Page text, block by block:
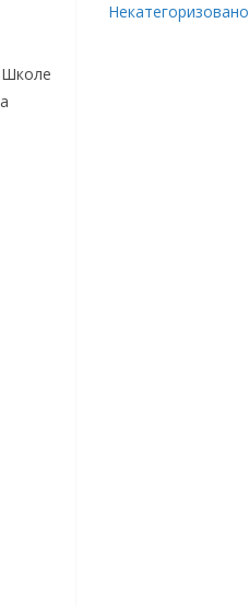
Школе
Некатегоризовано